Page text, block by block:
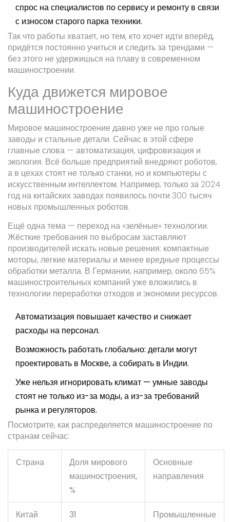
спрос на специалистов по сервису и ремонту в связи
с износом старого парка техники.
Так что работы хватает, но тем, кто хочет идти вперёд,
придётся постоянно учиться и следить за трендами —
без этого не удержишься на плаву в современном
машиностроении.
Куда движется мировое
машиностроение
Мировое машиностроение давно уже не про голые
заводы и стальные детали. Сейчас в этой сфере
главные слова — автоматизация, цифровизация и
экология. Всё больше предприятий внедряют роботов,
а в цехах стоят не только станки, но и компьютеры с
искусственным интеллектом. Например, только за 2024
год на китайских заводах появилось почти 300 тысяч
новых промышленных роботов.
Ещё одна тема — переход на «зелёные» технологии.
Жёсткие требования по выбросам заставляют
производителей искать новые решения: компактные
моторы, легкие материалы и менее вредные процессы
обработки металла. В Германии, например, около 65%
машиностроительных компаний уже вложились в
технологии переработки отходов и экономии ресурсов.
Автоматизация повышает качество и снижает
расходы на персонал.
Возможность работать глобально: детали могут
проектировать в Москве, а собирать в Индии.
Уже нельзя игнорировать климат — умные заводы
стоят не только из-за моды, а из-за требований
рынка и регуляторов.
Посмотрите, как распределяется машиностроение по
странам сейчас:
Страна
Доля мирового
машиностроения,
%
Основные
направления
Китай 31
Промышленные